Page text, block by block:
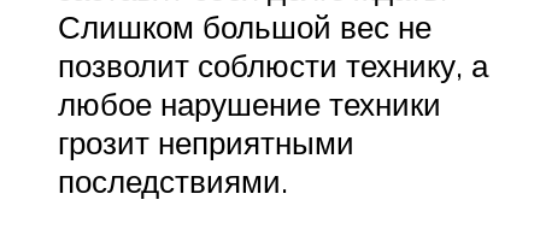
Слишком большой вес не
позволит соблюсти технику, а
любое нарушение техники
грозит неприятными
последствиями.